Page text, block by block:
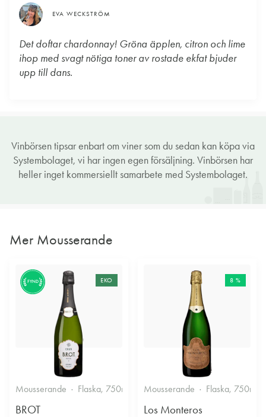
EVA WECKSTRÖM
Det doftar chardonnay! Gröna äpplen, citron och lime
ihop med svagt nötiga toner av rostade ekfat bjuder
upp till dans.
Vinbörsen tipsar enbart om viner som du sedan kan köpa via
Systembolaget, vi har ingen egen försäljning. Vinbörsen har
heller inget kommersiellt samarbete med Systembolaget.
Mer Mousserande
FYND EKO
Mousserande Flaska, 750ml 11.5% Halvtorrt vitt
BROT
8 %
Mousserande Flaska, 750ml
Los Monteros